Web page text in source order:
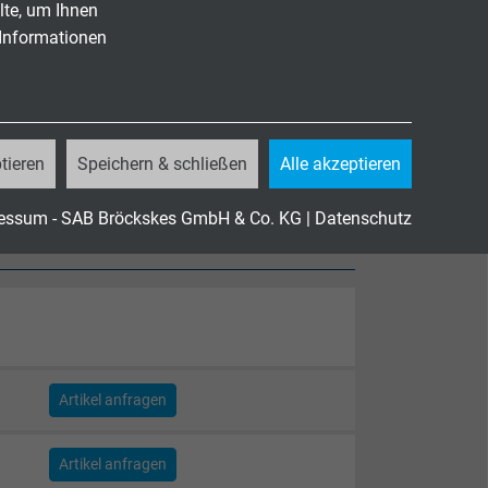
um Ihnen
Speichern & schließen Alle akzeptieren
- SAB Bröckskes GmbH & Co. KG | Datenschutz
Artikel anfragen
Artikel anfragen